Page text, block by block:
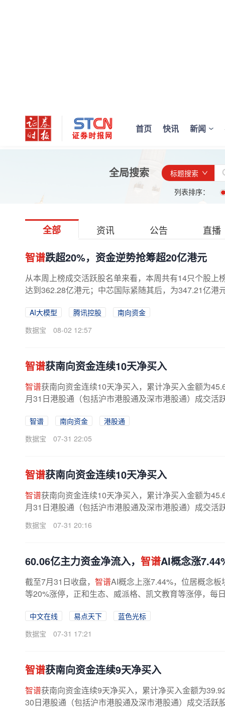
首页 快讯 新闻
全局搜索
标题搜索
列表排序：
全部 资讯 公告 直播
智谱跌超20%，资金逆势抢筹超20亿港元
从本周上榜成交活跃股名单来看，本周共有14只个股上
达到362.28亿港元；中芯国际紧随其后，为347.21亿港
AI大模型 腾讯控股
南向资金
数据宝
08-02 12:57
智谱获南向资金连续10天净买入
智谱获南向资金连续10天净买入，累计净买入金额为
月31日港股通（包括沪市港股通及深市港股通）成交
智谱 南向资金
港股通
数据宝
07-31 22:05
智谱获南向资金连续10天净买入
智谱获南向资金连续10天净买入，累计净买入金额为
月31日港股通（包括沪市港股通及深市港股通）成交
数据宝 07-31 20:16
60.06亿主力资金净流入， 智谱AI概念涨
截至7月31日收盘， 智谱AI概念上涨7.44%，位居概念
等20%涨停，正和生态、威派格、凯文教育等涨停，每
中文在线 易点天下
蓝色光标
数据宝
07-31 17:21
智谱获南向资金连续9天净买入
智谱获南向资金连续9天净买入，累计净买入金额为
30日港股通（包括沪市港股通及深市港股通）成交活跃